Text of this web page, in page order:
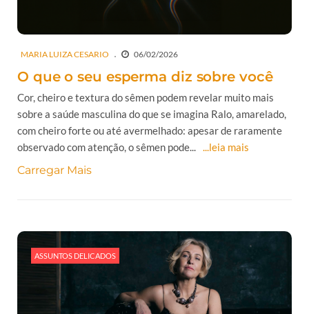
MARIA LUIZA CESARIO 06/02/2026
O que o seu esperma diz sobre você
Cor, cheiro e textura do sêmen podem revelar muito mais
sobre a saúde masculina do que se imagina Ralo, amarelado,
com cheiro forte ou até avermelhado: apesar de raramente
observado com atenção, o sêmen pode... ...leia mais
Carregar Mais
ASSUNTOS DELICADOS